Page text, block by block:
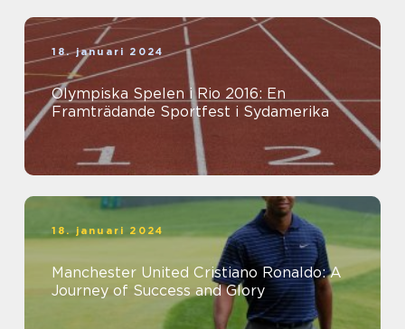
18. januari 2024
Olympiska Spelen i Rio 2016: En
Framträdande Sportfest i Sydamerika
18. januari 2024
Manchester United Cristiano Ronaldo: A
Journey of Success and Glory